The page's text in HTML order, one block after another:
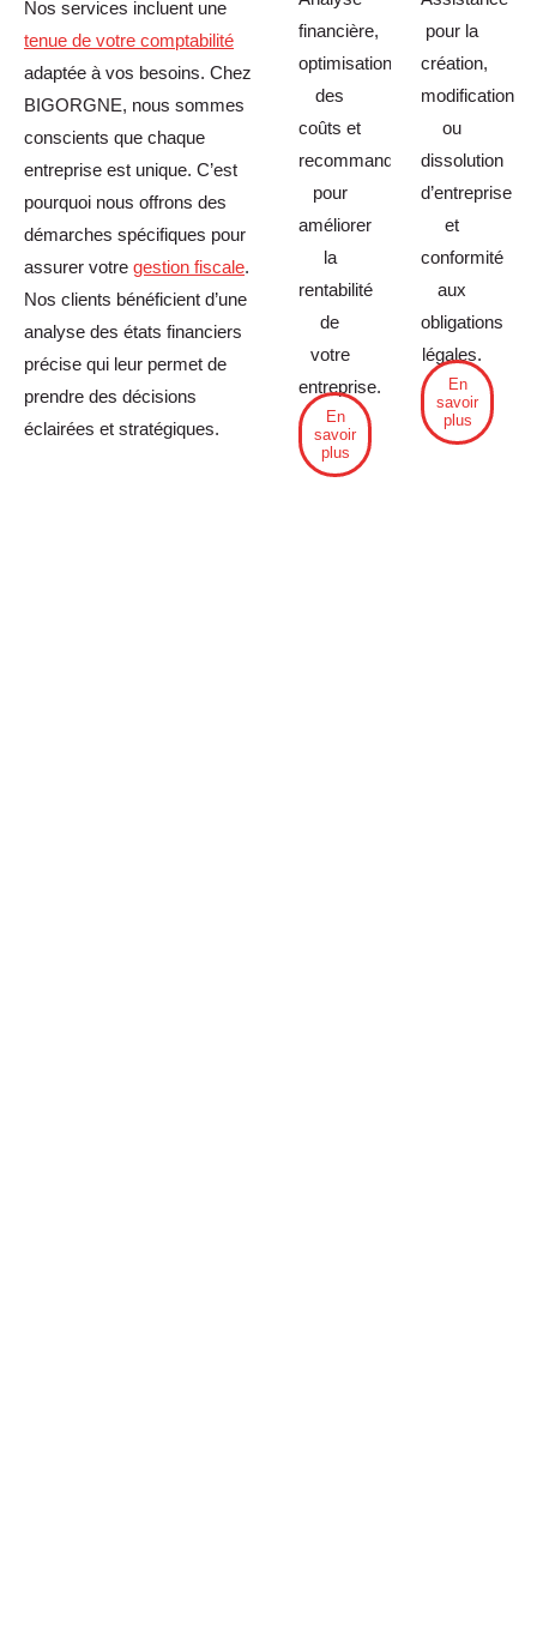
Nos services incluent une
tenue de votre comptabilité
adaptée à vos besoins. Chez
BIGORGNE, nous sommes
conscients que chaque
entreprise est unique. C’est
pourquoi nous offrons des
démarches spécifiques pour
assurer votre gestion fiscale.
Nos clients bénéficient d’une
analyse des états financiers
précise qui leur permet de
prendre des décisions
éclairées et stratégiques.
financière,
optimisation
des
coûts et
recommandations
pour
améliorer
la
rentabilité
de
votre
entreprise.
En
savoir
plus
pour la
création,
modification
ou
dissolution
d’entreprise
et
conformité
aux
obligations
légales.
En
savoir
plus